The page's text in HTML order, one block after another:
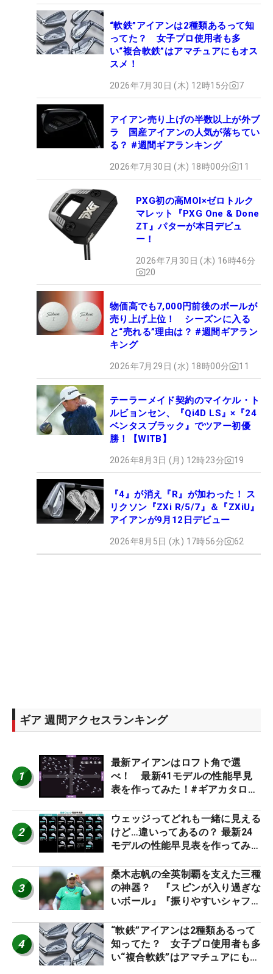
“軟鉄”アイアンは2種類あるって知
ってた？ 女子プロ使用者も多
い“複合軟鉄”はアマチュアにもオス
スメ！
2026年7月30日 (木) 12時15分 7
アイアン売り上げの半数以上が外ブ
ラ 国産アイアンの人気が落ちてい
る？ #週間ギアランキング
2026年7月30日 (木) 18時00分 11
PXG初の高MOI×ゼロトルク
マレット『PXG One & Done
ZT』パターが本日デビュ
ー！
2026年7月30日 (木) 16時46分
20
物価高でも7,000円前後のボールが
売り上げ上位！ シーズンに入る
と“売れる”理由は？ #週間ギアラン
キング
2026年7月29日 (水) 18時00分 11
テーラーメイド契約のマイケル・ト
ルビョンセン、『Qi4D LS』×『24
ベンタスブラック』でツアー初優
勝！【WITB】
2026年8月3日 (月) 12時23分 19
『4』が消え『R』が加わった！ ス
リクソン『ZXi R/5/7』＆『ZXiU』
アイアンが9月12日デビュー
2026年8月5日 (水) 17時56分 62
ギア 週間アクセスランキング
1
最新アイアンはロフト角で選
べ！ 最新41モデルの性能早見
表を作ってみた！#ギアカタログ
2
ウェッジってどれも一緒に見える
けど…違いってあるの？ 最新24
モデルの性能早見表を作ってみ
3
桑木志帆の全英制覇を支えた三種
の神器？ 『スピンが入り過ぎな
いボール』『振りやすいシャフ
ー』 #女子プロセッティング
4
“軟鉄”アイアンは2種類あるって
知ってた？ 女子プロ使用者も多
い“複合軟鉄”はアマチュアにもオ